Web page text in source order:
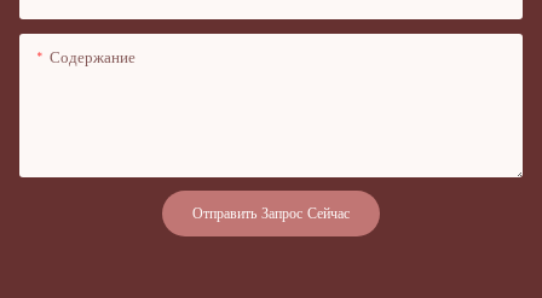
Содержание
Отправить Запрос Сейчас